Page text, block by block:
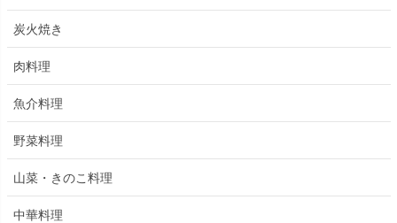
炭火焼き
肉料理
魚介料理
野菜料理
山菜・きのこ料理
中華料理